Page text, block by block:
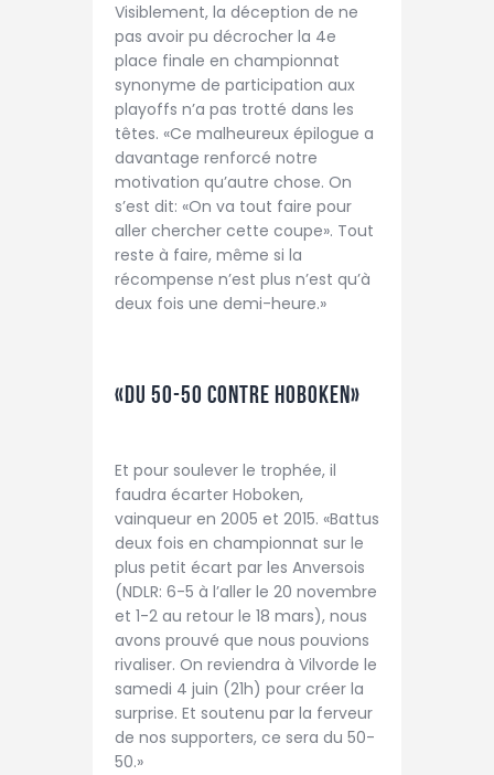
Visiblement, la déception de ne
pas avoir pu décrocher la 4e
place finale en championnat
synonyme de participation aux
playoffs n’a pas trotté dans les
têtes. «Ce malheureux épilogue a
davantage renforcé notre
motivation qu’autre chose. On
s’est dit: «On va tout faire pour
aller chercher cette coupe». Tout
reste à faire, même si la
récompense n’est plus n’est qu’à
deux fois une demi-heure.»
«DU 50-50 CONTRE HOBOKEN»
Et pour soulever le trophée, il
faudra écarter Hoboken,
vainqueur en 2005 et 2015. «Battus
deux fois en championnat sur le
plus petit écart par les Anversois
(NDLR: 6-5 à l’aller le 20 novembre
et 1-2 au retour le 18 mars), nous
avons prouvé que nous pouvions
rivaliser. On reviendra à Vilvorde le
samedi 4 juin (21h) pour créer la
surprise. Et soutenu par la ferveur
de nos supporters, ce sera du 50-
50.»